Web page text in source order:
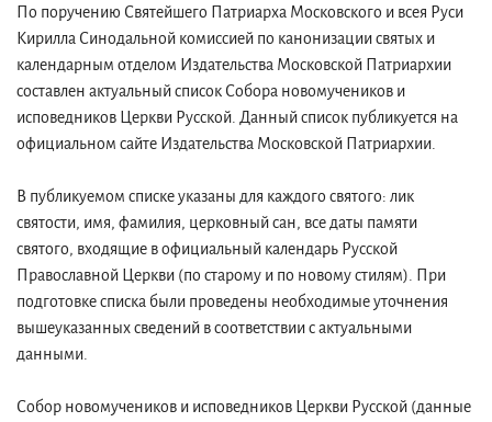
По поручению Святейшего Патриарха Московского и всея Руси
Кирилла Синодальной комиссией по канонизации святых и
календарным отделом Издательства Московской Патриархии
составлен актуальный список Собора новомучеников и
исповедников Церкви Русской. Данный список публикуется на
официальном сайте Издательства Московской Патриархии.
В публикуемом списке указаны для каждого святого: лик
святости, имя, фамилия, церковный сан, все даты памяти
святого, входящие в официальный календарь Русской
Православной Церкви (по старому и по новому стилям). При
подготовке списка были проведены необходимые уточнения
вышеуказанных сведений в соответствии с актуальными
данными.
Собор новомучеников и исповедников Церкви Русской (данные